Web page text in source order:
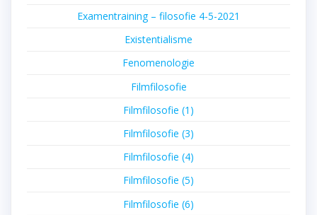
Examentraining – filosofie 4-5-2021
Existentialisme
Fenomenologie
Filmfilosofie
Filmfilosofie (1)
Filmfilosofie (3)
Filmfilosofie (4)
Filmfilosofie (5)
Filmfilosofie (6)